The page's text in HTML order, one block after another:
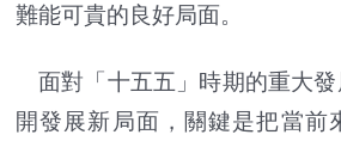
難能可貴的良好局面。
面對「十五五」時期的重大
開發展新局面，關鍵是把當前